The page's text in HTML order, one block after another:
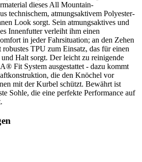
dieses All Mountain-
technischem, atmungsaktivem Polyester-
Look sorgt. Sein atmungsaktives und
Innenfutter verleiht ihm einen
in jeder Fahrsituation; an den Zehen
TPU zum Einsatz, das für einen
und Halt sorgt. Der leicht zu reinigende
Fit System ausgestattet - dazu kommt
die den Knöchel vor
mit der Kurbel schützt. Bewährt ist
Sohle, die eine perfekte Performance auf